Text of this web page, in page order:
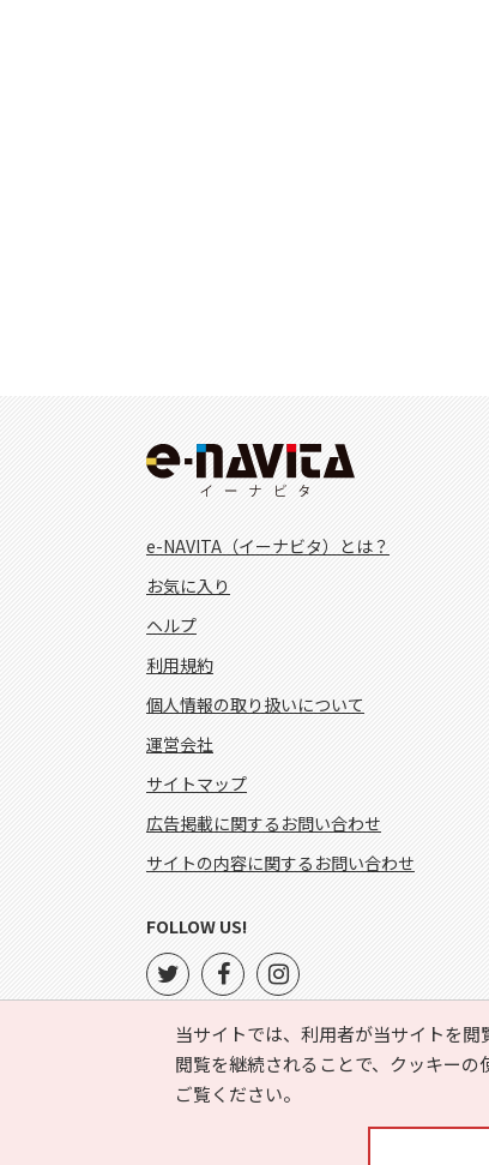
当サイトでは、利用者が当サイトを
閲覧を継続されることで、クッキーの
ご覧ください。
e-NAVITA（イーナビタ）とは？
お気に入り
ヘルプ
利用規約
個人情報の取り扱いについて
運営会社
サイトマップ
広告掲載に関するお問い合わせ
サイトの内容に関するお問い合わせ
FOLLOW US!